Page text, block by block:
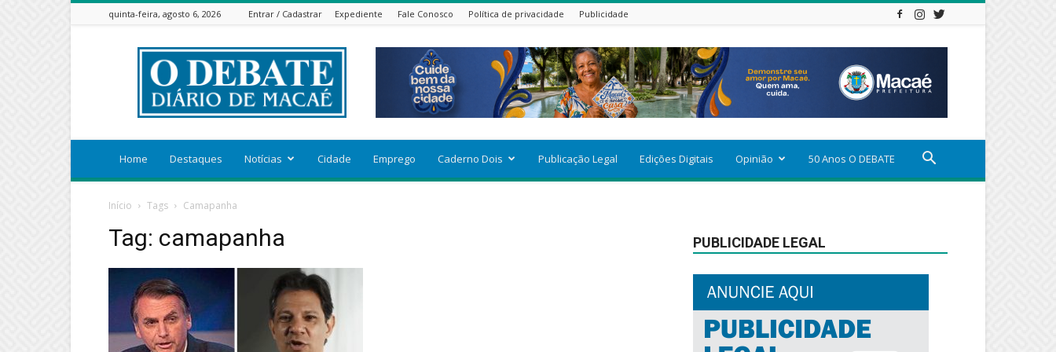
quinta-feira, agosto 6, 2026 Entrar / Cadastrar Expediente Fale Conosco Política de privacidade Publicidade
ODEBATEON
Home Destaques Notícias Cidade Emprego Caderno Dois Publicação Legal Edições Digitais Opinião 50 Anos O DEBATE
Início Tags Camapanha
Tag: camapanha PUBLICIDADE LEGAL